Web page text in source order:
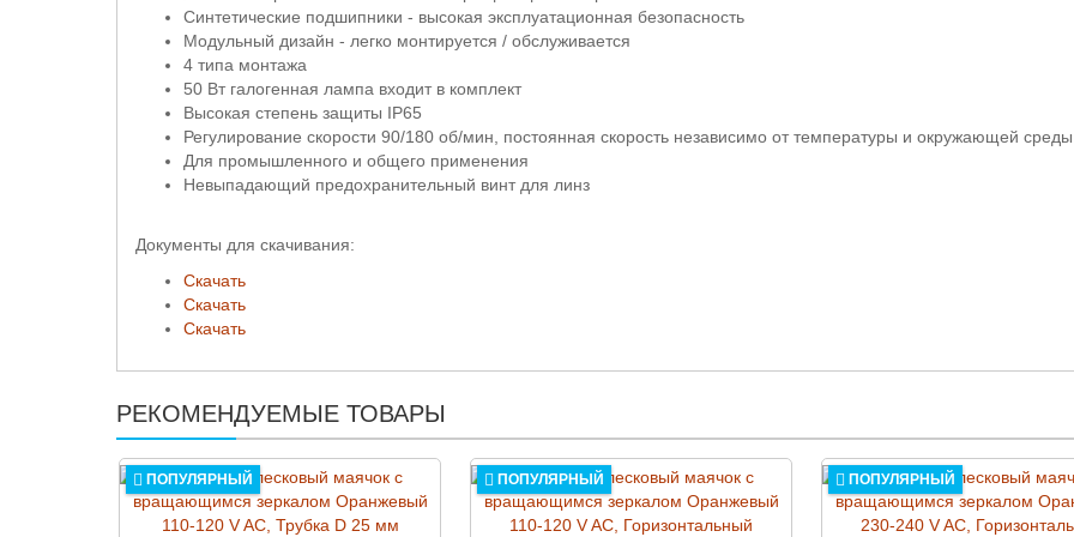
Синтетические подшипники - высокая эксплуатационная безопасность
Модульный дизайн - легко монтируется / обслуживается
4 типа монтажа
50 Вт галогенная лампа входит в комплект
Высокая степень защиты IP65
Регулирование скорости 90/180 об/мин, постоянная скорость независимо от температуры и окружающей среды
Для промышленного и общего применения
Невыпадающий предохранительный винт для линз
Документы для скачивания:
Скачать
Скачать
Скачать
РЕКОМЕНДУЕМЫЕ ТОВАРЫ
ПОПУЛЯРНЫЙ ПОПУЛЯРНЫЙ ПОПУЛЯРНЫЙ